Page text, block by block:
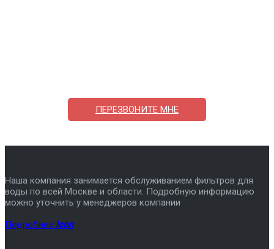
ПЕРЕЗВОНИТЕ МНЕ
Наша компания занимается обслуживанием фильтров для
воды по всей Москве и области. Подробную информацию
можно уточнить у менеджеров компании
Подробнее icon